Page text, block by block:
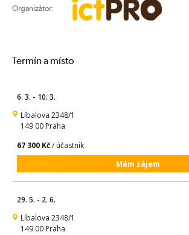
Organizátor:
Termín a místo
6. 3. - 10. 3.
Líbalova 2348/1
149 00 Praha
67 300 Kč/ účastník
Mám zájem
29. 5. - 2. 6.
Líbalova 2348/1
149 00 Praha